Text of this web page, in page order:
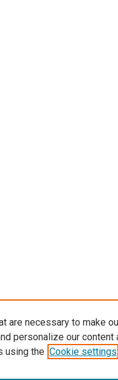
are necessary to make
personalize our
using the Cookie settings